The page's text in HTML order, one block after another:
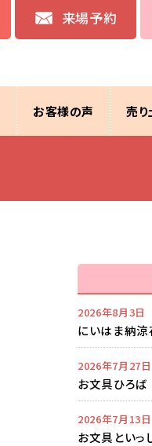
来場予約
お客様の声 売
2026年8月3日
にいはま納
2026年7月27日
お文具ひろば
2026年7月13日
お文具といっ